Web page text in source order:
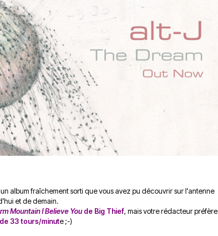
avec
OgLounis
-
20.07.2026
que
j’étais
ma
mère
»
Festival
27
juin
2026
Chroniques
album fraîchement sorti que vous avez pu découvrir sur l'antenne
et de demain.
Mountain I Believe You de Big Thief, mais votre rédacteur préfère
33 tours/minute ;-)